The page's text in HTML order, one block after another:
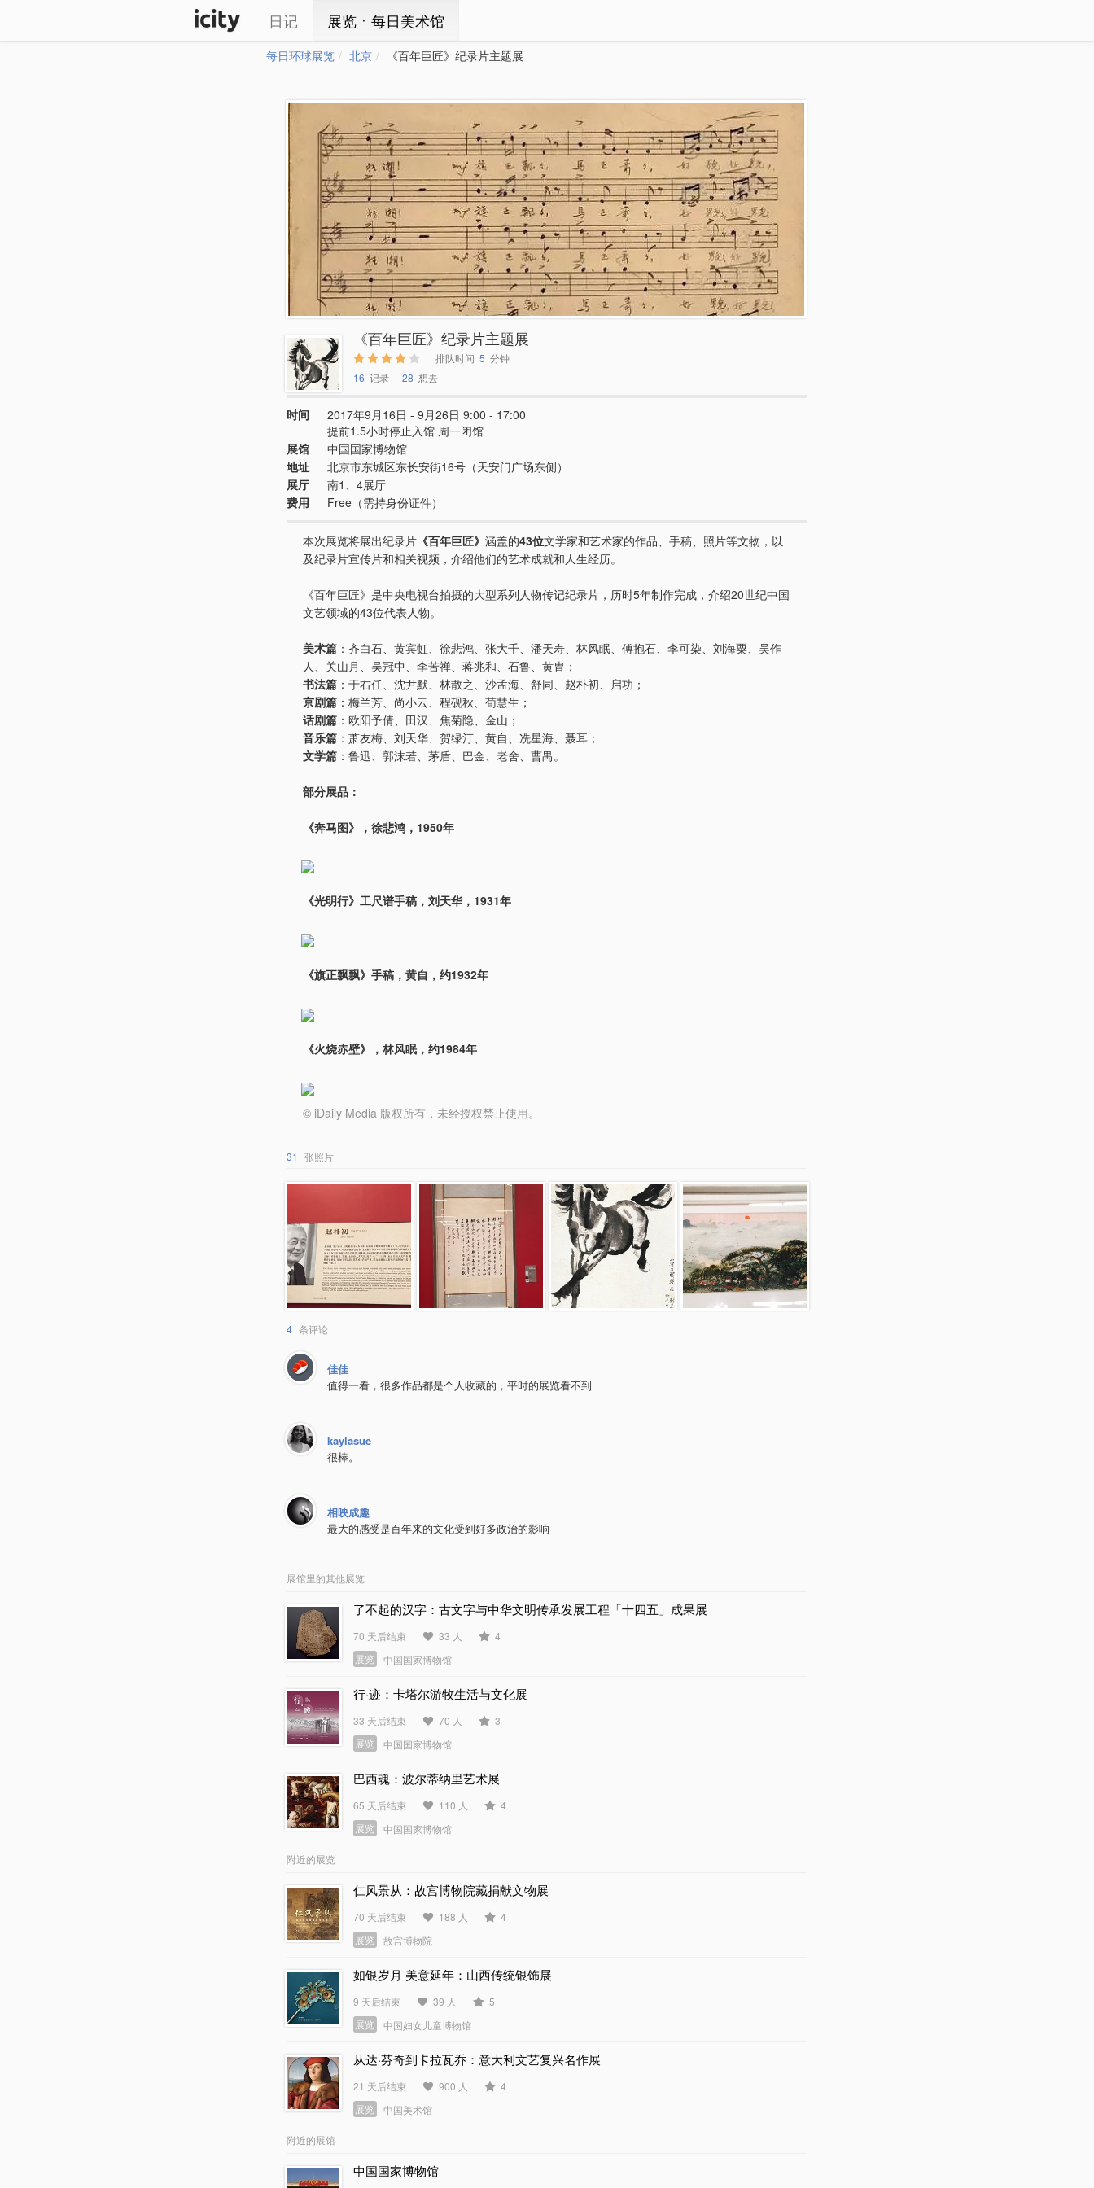
日记 展览ㆍ每日美术馆
每日环球展览 北京 《百年巨匠》纪录片主题展
《百年巨匠》纪录片主题展
排队时间 5 分钟
16 记录 28 想去
时间
2017年9月16日 - 9月26日 9:00 - 17:00
提前1.5小时停止入馆 周一闭馆
展馆
中国国家博物馆
地址
北京市东城区东长安街16号（天安门广场东侧）
展厅
南1、4展厅
费用
Free（需持身份证件）
本次展览将展出纪录片 《百年巨匠》 涵盖的43位文学家和艺术家的作品、手稿、照片等文物，以
及纪录片宣传片和相关视频，介绍他们的艺术成就和人生经历。
《百年巨匠》是中央电视台拍摄的大型系列人物传记纪录片，历时5年制作完成，介绍20世纪中国
文艺领域的43位代表人物。
美术篇 ：齐白石、黄宾虹、徐悲鸿、张大千、潘天寿、林风眠、傅抱石、李可染、刘海粟、吴作
人、关山月、吴冠中、李苦禅、蒋兆和、石鲁、黄胄；
书法篇 ：于右任、沈尹默、林散之、沙孟海、舒同、赵朴初、启功；
京剧篇 ：梅兰芳、尚小云、程砚秋、荀慧生；
话剧篇 ：欧阳予倩、田汉、焦菊隐、金山；
音乐篇 ：萧友梅、刘天华、贺绿汀、黄自、冼星海、聂耳；
文学篇 ：鲁迅、郭沫若、茅盾、巴金、老舍、曹禺。
部分展品：
《奔马图》，徐悲鸿，1950年
《光明行》工尺谱手稿，刘天华，1931年
《旗正飘飘》手稿，黄自，约1932年
《火烧赤壁》，林风眠，约1984年
© iDaily Media 版权所有，未经授权禁止使用。
31 张照片
4 条评论
佳佳
值得一看，很多作品都是个人收藏的，平时的展览看不到
kaylasue
很棒。
相映成趣
最大的感受是百年来的文化受到好多政治的影响
展馆里的其他展览
了不起的汉字：古文字与中华文明传承发展工程「十四五」成果展
70 天后结束 33 人
4
展览
中国国家博物馆
行·迹：卡塔尔游牧生活与文化展
33 天后结束 70 人
3
展览
中国国家博物馆
巴西魂：波尔蒂纳里艺术展
65 天后结束 110 人
4
展览
中国国家博物馆
附近的展览
仁风景从：故宫博物院藏捐献文物展
70 天后结束 188 人
4
展览
故宫博物院
如银岁月 美意延年：山西传统银饰展
9 天后结束 39 人
5
展览
中国妇女儿童博物馆
从达·芬奇到卡拉瓦乔：意大利文艺复兴名作展
21 天后结束 900 人
4
展览
中国美术馆
附近的展馆
中国国家博物馆